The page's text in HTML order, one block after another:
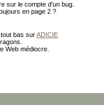
sur le compte d'un bug.
en page 2 ?
bas surADICIE
Web médiocre.